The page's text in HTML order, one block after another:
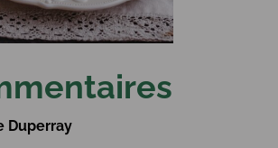
Duperray